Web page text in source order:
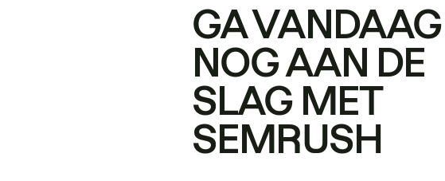
GA VANDAAG
NOG AAN DE
SLAG MET
SEMRUSH